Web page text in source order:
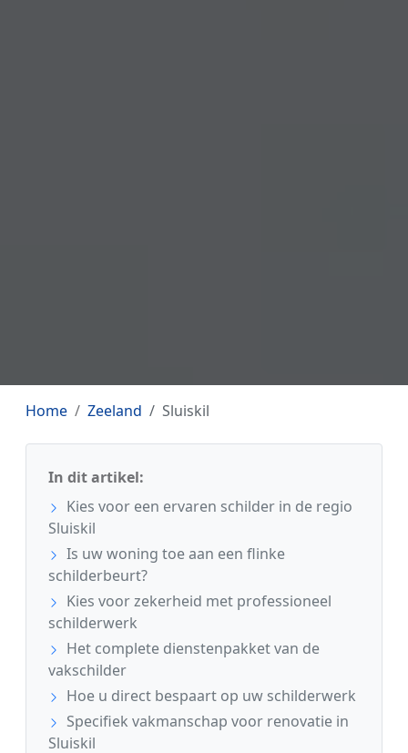
Home Zeeland Sluiskil
In dit artikel:
Kies voor een ervaren schilder in de regio
Sluiskil
Is uw woning toe aan een flinke
schilderbeurt?
Kies voor zekerheid met professioneel
schilderwerk
Het complete dienstenpakket van de
vakschilder
Hoe u direct bespaart op uw schilderwerk
Specifiek vakmanschap voor renovatie in
Sluiskil